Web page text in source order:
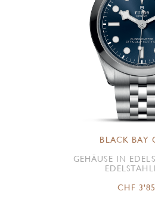
BLACK BAY
GEHÄUSE IN
CHF